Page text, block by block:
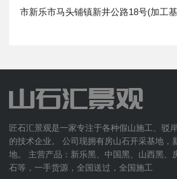
市新乐市马头铺镇新井公路18号(加工
匠石汇景观是一家专注于各种假山施工、驳
的技术企业。 公司现拥有房山石开采基地，
地。 主营产品：新乐黑、中国黑、山西黑、
石等，一手货源，全国送过，全国施工